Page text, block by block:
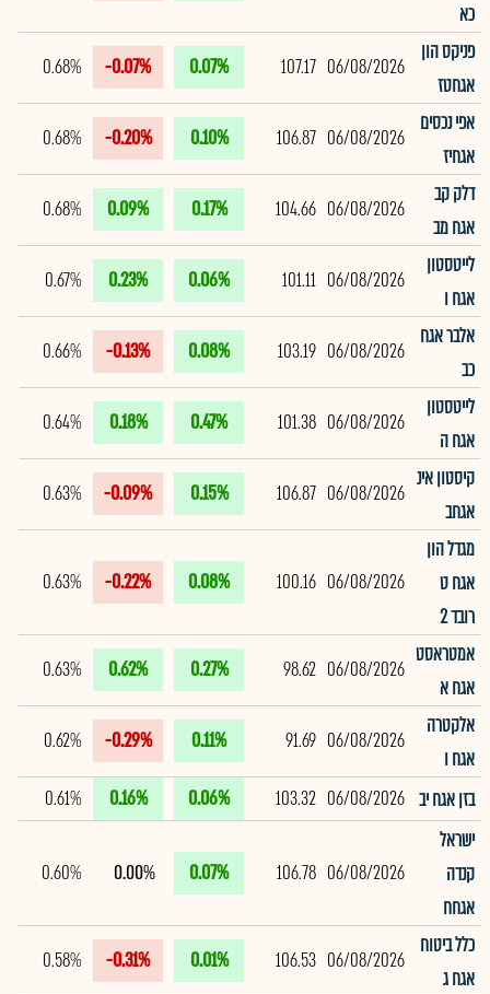
כא
פניקס הון
אגחטז
06/08/2026
107.17
0.07%
-0.07%
0.68%
אפי נכסים
אגחיז
06/08/2026
106.87
0.10%
-0.20%
0.68%
דלק קב
אגח מב
06/08/2026
104.66
0.17%
0.09%
0.68%
לייטסטון
אגח ו
06/08/2026
101.11
0.06%
0.23%
0.67%
אלבר אגח
כב
06/08/2026
103.19
0.08%
-0.13%
0.66%
לייטסטון
אגח ה
06/08/2026
101.38
0.47%
0.18%
0.64%
קיסטון אינ
אגחב
06/08/2026
106.87
0.15%
-0.09%
0.63%
מגדל הון
אגח ט
רובד 2
06/08/2026
100.16
0.08%
-0.22%
0.63%
אמטראסט
אגח א
06/08/2026
98.62
0.27%
0.62%
0.63%
אלקטרה
אגח ו
06/08/2026
91.69
0.11%
-0.29%
0.62%
בזן אגח יב 06/08/2026
103.32
0.06%
0.16%
0.61%
ישראל
קנדה
אגחח
06/08/2026
106.78
0.07%
0.00%
0.60%
כלל ביטוח
אגח ג
06/08/2026
106.53
0.01%
-0.31%
0.58%